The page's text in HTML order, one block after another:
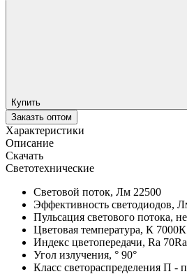
Купить
Заказть оптом
Характеристики
Описание
Скачать
Светотехнические
Световой поток, Лм 22500
Эффективность светодиодов,
Пульсация светового потока,
Цветовая температура, К 7000К
Индекс цветопередачи, Ra 70Ra
Угол излучения, ° 90°
Класс светораспределения П -